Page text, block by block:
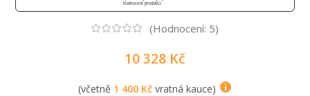
hodnocení produktů
(Hodnocení: 5)
10 328 Kč
(včetně 1 400 Kčvratná kauce)